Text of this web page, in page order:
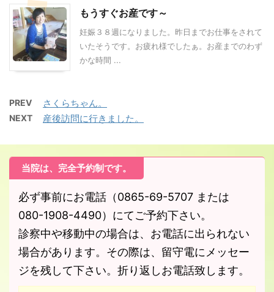
もうすぐお産です～
妊娠３８週になりました。昨日までお仕事をされて
いたそうです。お疲れ様でしたぁ。お産までのわず
かな時間 ...
PREV さくらちゃん。
NEXT 産後訪問に行きました。
当院は、完全予約制です。
必ず事前にお電話（0865-69-5707 または
080-1908-4490）にてご予約下さい。
診察中や移動中の場合は、お電話に出られない
場合があります。その際は、留守電にメッセー
ジを残して下さい。折り返しお電話致します。